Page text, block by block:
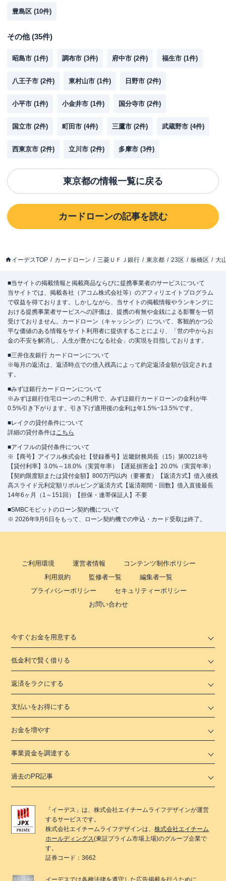
豊島区 (10件)
その他(35件)
昭島市 (1件) 調布市 (3件) 府中市 (2件) 福生市 (1件)
八王子市 (2件) 東村山市 (1件) 日野市 (2件)
小平市 (1件) 小金井市 (1件) 国分寺市 (2件)
国立市 (2件) 町田市 (4件) 三鷹市 (2件) 武蔵野市 (4件)
西東京市 (2件) 立川市 (2件) 多摩市 (3件)
東京都の情報一覧に戻る
カードローンの記事を読む
イーデスTOP カードローン 三菱ＵＦＪ銀行 東京都 23区 板橋区 大
■当サイトの掲載情報と掲載商品ならびに提携事業者のサービスについて
当サイトでは、掲載各社（アコム株式会社等）のアフィリエイトプログラム
で収益を得ております。しかしながら、当サイトの掲載情報やランキングに
おける提携事業者サービスへの評価は、提携の有無や金銭による影響を一切
受けておりません。カードローン（キャッシング）について、客観的かつ公
平な価値のある情報をサイト利用者に提供することにより、「世の中からお
金の不安を解消し、人生が豊かになる社会」の実現を目指しております。
■三井住友銀行 カードローンについて
※毎月の返済は、返済時点での借入残高によって約定返済金額が設定されま
す。
■みずほ銀行カードローンについて
※みずほ銀行住宅ローンのご利用で、みずほ銀行カードローンの金利が年
0.5%引き下がります。引き下げ適用後の金利は年1.5%~13.5%です。
■レイクの貸付条件について
詳細の貸付条件はこちら
■アイフルの貸付条件について
※【商号】アイフル株式会社【登録番号】近畿財務局長（15）第00218号
【貸付利率】3.0%～18.0%（実質年率）【遅延損害金】20.0%（実質年率）
【契約限度額または貸付金額】800万円以内（要審査）【返済方式】借入後残
高スライド元利定額リボルビング返済方式【返済期間・回数】借入直後最長
14年6ヶ月（1～151回）【担保・連帯保証人】不要
■SMBCモビットのローン契約機について
※ 2026年9月6日をもって、ローン契約機での申込・カード受取は終了。
ご利用環境 運営者情報
コンテンツ制作ポリシー
利用規約
監修者一覧
編集者一覧
プライバシーポリシー
セキュリティーポリシー
お問い合わせ
今すぐお金を用意する
低金利で賢く借りる
返済をラクにする
支払いをお得にする
お金を増やす
事業資金を調達する
過去のPR記事
「 イーデス 」は、株式会社エイチームライフデザインが運営
するサービスです。
株式会社エイチームライフデザインは、株式会社エイチーム
ホールディングス(東証プライム市場上場)のグループ企業で
す。
証券コード：3662
イーデスでは各種法律を遵守した広告掲載を行うために、